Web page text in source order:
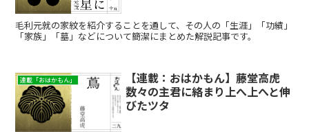
毛利元就の家紋を紹介することを通して、その人の「生涯」「功績」
「家族」「墓」などについて簡潔にまとめた解説記事です。
連載「おはかもん」
【連載：おはかもん】藤堂高虎
数々の主君に絡まり上へ上へと伸
びたツタ